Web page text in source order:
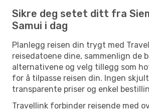
Sikre deg setet ditt fra
Samui i dag
Planlegg reisen din trygt med
reisedatoene dine, sammenlign de
alternativene og velg tillegg som
for å tilpasse reisen din. Ingen
transparente priser og enkel
Travellink forbinder reisende med